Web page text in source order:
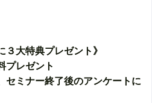
３大特典プレゼント》
プレゼント
ミナー終了後のアンケートに